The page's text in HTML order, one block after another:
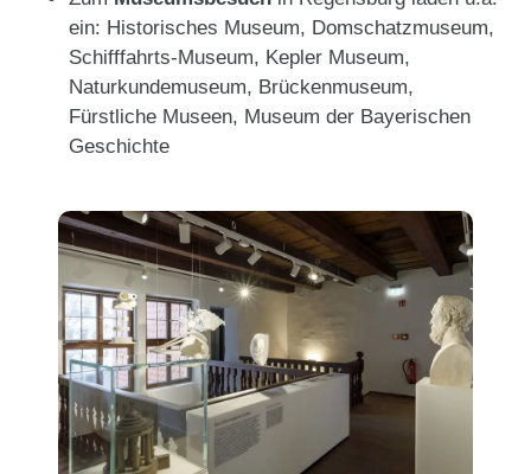
ein: Historisches Museum, Domschatzmuseum,
Schifffahrts-Museum, Kepler Museum,
Naturkundemuseum, Brückenmuseum,
Fürstliche Museen, Museum der Bayerischen
Geschichte